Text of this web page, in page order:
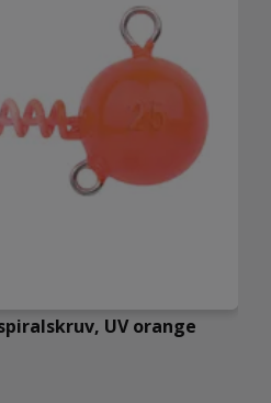
UV orange